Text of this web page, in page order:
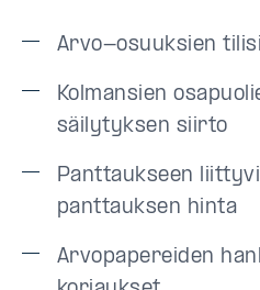
Arvo-osuuksien
Kolmansien
säilytyksen siirto
Panttaukseen
panttauksen hinta
Arvopapereiden